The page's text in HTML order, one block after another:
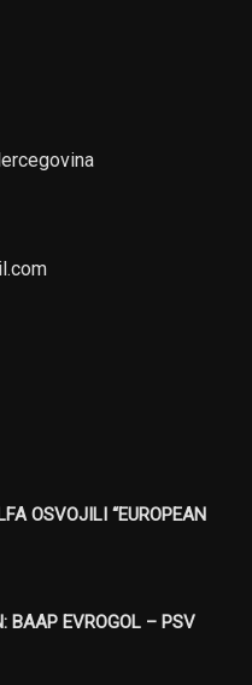
OSVOJILI “EUROPEAN
BAAP EVROGOL – PSV